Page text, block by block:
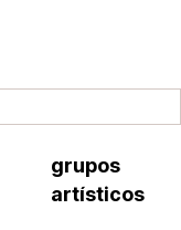
grupos
artísticos